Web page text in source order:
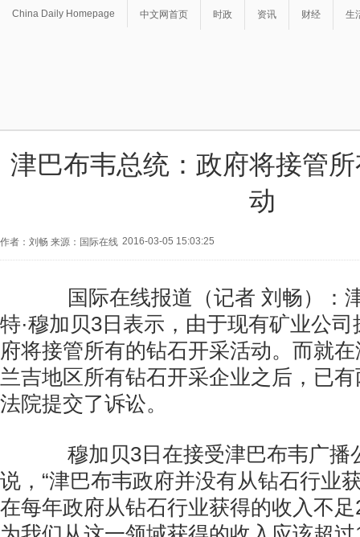
China Daily Homepage 中文网首页 时政 资讯 财经 生
津巴布韦总统：政府将接管
动
作者：刘畅 来源：国际在线 2016-03-05 15:03:25
国际在线报道（记者 刘畅）：
特·穆加贝3日表示，由于现有矿业公
府将接管所有的钻石开采活动。而就
兰吉地区所有钻石开采企业之后，已
法院提交了诉讼。
穆加贝3日在接受津巴布韦广播
说，“津巴布韦政府并没有从钻石行业
在每年政府从钻石行业获得的收入不